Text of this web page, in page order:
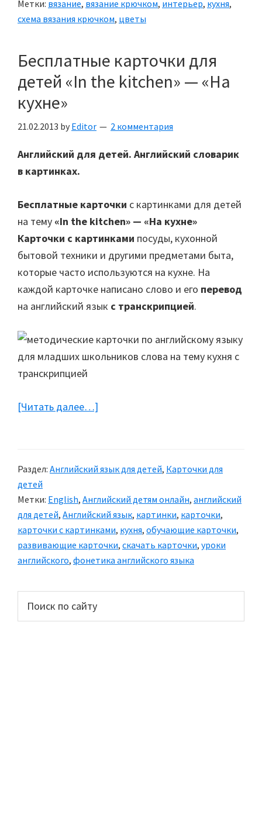
кухонные
Метки: вязание, вязание крючком, интерьер, кухня,
схема вязания крючком, цветы
Бесплатные карточки для
детей «In the kitchen» — «На
кухне»
21.02.2013 by Editor 2 комментария
Английский для детей. Английский словарик
в картинках.
Бесплатные карточки с картинками для детей
на тему «In the kitchen» — «На кухне»
Карточки с картинками посуды, кухонной
бытовой техники и другими предметами быта,
которые часто используются на кухне. На
каждой карточке написано слово и его перевод
на английский язык с транскрипцией.
[Читать далее…]
детей
the
kitchen»
—
«На
Раздел: Английский язык для детей, Карточки для
детей
Метки: English, Английский детям онлайн, английский
для детей, Английский язык, картинки, карточки,
карточки с картинками, кухня, обучающие карточки,
развивающие карточки, скачать карточки, уроки
английского, фонетика английского языка
Основной
сайдбар